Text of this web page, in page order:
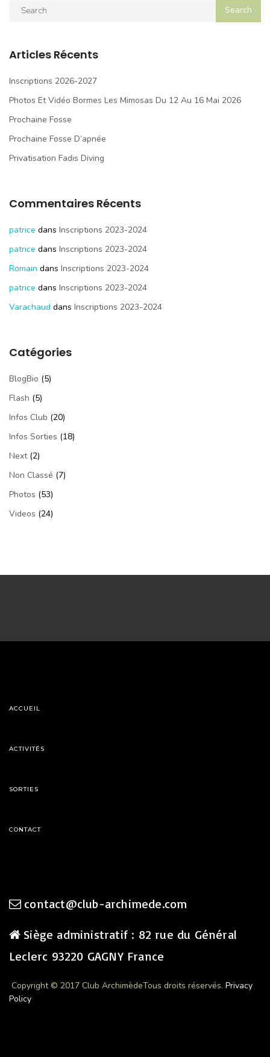
Articles Récents
Inscriptions 2026-2027
Photos Et Vidéo Bormes Les Mimosas Du 12 Au 16 Mai 2026
Prochaine Fosse
Prochaine Fosse D’apnée
Privatisation Fadis Diving
Commentaires Récents
patrice dans Inscriptions 2023-2024
patrice dans Inscriptions 2023-2024
Romain dans Inscriptions 2023-2024
patrice dans Inscriptions 2023-2024
Varachaud dans Inscriptions 2023-2024
Catégories
BlogBio (5)
Flash (5)
Infos Club (20)
Infos Sorties (18)
Next(2)
Non Classé (7)
Photos (53)
Videos (24)
ACCUEIL
ACTIVITÉS
SORTIES
CONTACT
contact@club-archimede.com
Siège administratif : 82 rue du Général
Leclerc 93220 GAGNY France
Copyright © 2017 Club ArchimèdeTous droits réservés. Privacy
Policy